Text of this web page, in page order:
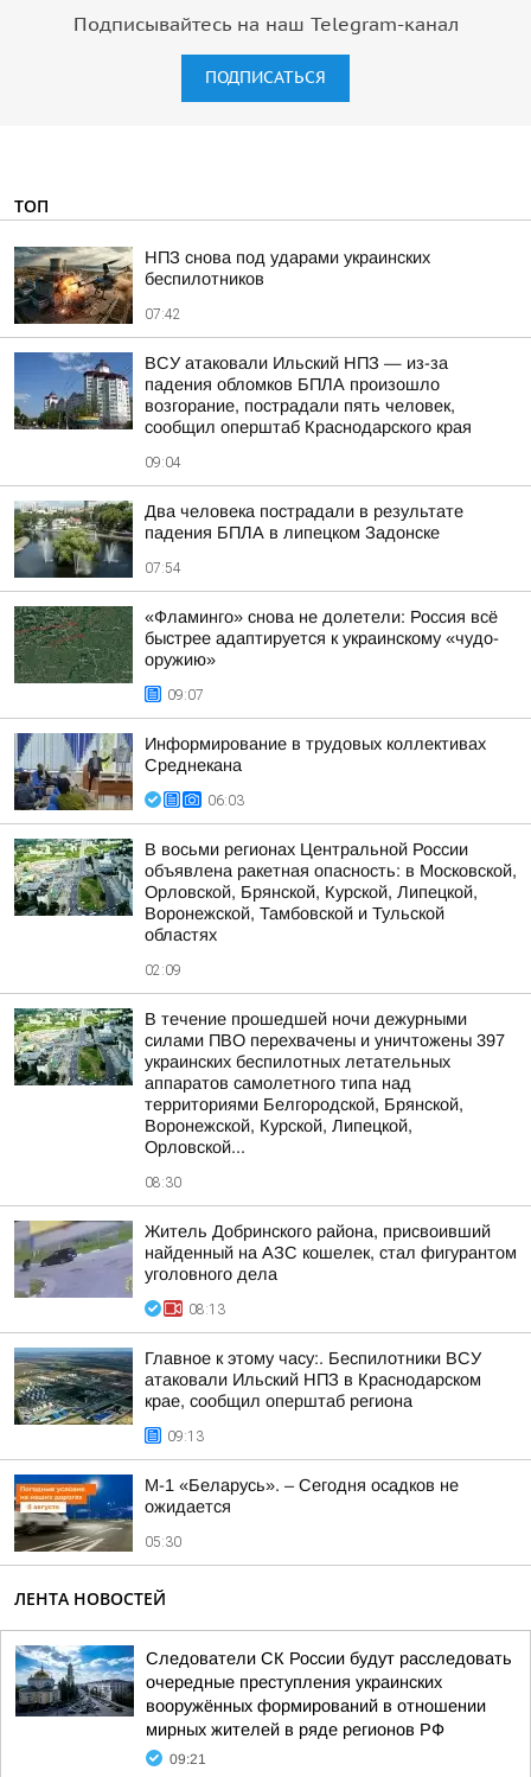
Подписывайтесь на наш Telegram-канал
ПОДПИСАТЬСЯ
ТОП
НПЗ снова под ударами украинских
беспилотников
07:42
ВСУ атаковали Ильский НПЗ — из-за
падения обломков БПЛА произошло
возгорание, пострадали пять человек,
сообщил оперштаб Краснодарского края
09:04
Два человека пострадали в результате
падения БПЛА в липецком Задонске
07:54
«Фламинго» снова не долетели: Россия всё
быстрее адаптируется к украинскому «чудо-
оружию»
09:07
Информирование в трудовых коллективах
Среднекана
06:03
В восьми регионах Центральной России
объявлена ракетная опасность: в Московской,
Орловской, Брянской, Курской, Липецкой,
Воронежской, Тамбовской и Тульской
областях
02:09
В течение прошедшей ночи дежурными
силами ПВО перехвачены и уничтожены 397
украинских беспилотных летательных
аппаратов самолетного типа над
территориями Белгородской, Брянской,
Воронежской, Курской, Липецкой,
Орловской...
08:30
Житель Добринского района, присвоивший
найденный на АЗС кошелек, стал фигурантом
уголовного дела
08:13
Главное к этому часу:. Беспилотники ВСУ
атаковали Ильский НПЗ в Краснодарском
крае, сообщил оперштаб региона
09:13
М-1 «Беларусь». – Сегодня осадков не
ожидается
05:30
ЛЕНТА НОВОСТЕЙ
Следователи СК России будут расследовать
очередные преступления украинских
вооружённых формирований в отношении
мирных жителей в ряде регионов РФ
09:21